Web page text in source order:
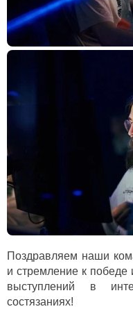
Поздравляем наши
и стремление к
выступлений в
состязаниях!